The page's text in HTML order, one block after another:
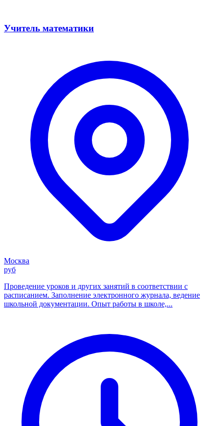
Учитель математики
Москва
руб
Проведение уроков и других занятий в соответствии с
расписанием. Заполнение электронного журнала, ведение
школьной документации. Опыт работы в школе,...